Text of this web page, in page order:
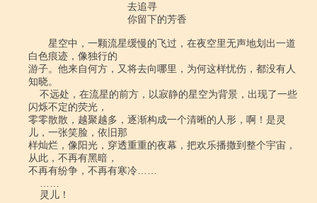
去追寻
你留下的芳香
星空中，一颗流星缓慢的飞过，在夜空里无声地划出一道
白色痕迹，像独行的
游子。他来自何方，又将去向哪里，为何这样忧伤，都没有人
知晓。
闪烁不定的荧光，
零零散散，越聚越多，逐渐构成一个清晰的人形，啊！是灵
儿，一张笑脸，依旧那
样灿烂，像阳光，穿透重重的夜幕，把欢乐播撒到整个宇宙，
从此，不再有黑暗，
不再有纷争，不再有寒冷……